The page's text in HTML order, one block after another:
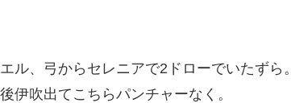
ル、弓からセレニアで2ドローでいたずら。
伊吹出てこちらパンチャーなく。